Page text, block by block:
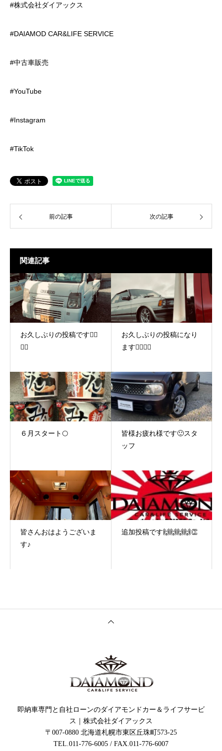
#株式会社ダイアックス
#DAIAMOD CAR&LIFE SERVICE
#中古車販売
#YouTube
#Instagram
#TikTok
前の記事 次の記事
関連記事
お久しぶりの投稿です🙇‍♂️
🙇‍♂️
お久しぶりの投稿になり
ます🙇‍♂️🙇‍♂️
６月スタート🌕
皆様お疲れ様です🙂スタ
ッフ
皆さんおはようございま
す♪
追加投稿です🙌🙌🙌🙌👏
即納車専門と自社ローンのダイアモンドカー＆ライフサービ
ス｜株式会社ダイアックス
〒007-0880 北海道札幌市東区丘珠町573-25
TEL.011-776-6005 / FAX.011-776-6007